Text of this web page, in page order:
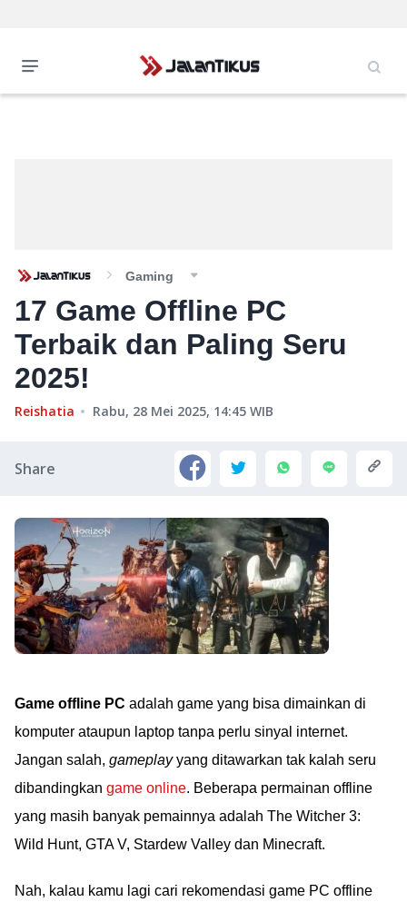
Gaming
17 Game Offline PC
Terbaik dan Paling Seru
2025!
Reishatia Rabu, 28 Mei 2025, 14:45 WIB
Share
Game offline PC adalah game yang bisa dimainkan di
komputer ataupun laptop tanpa perlu sinyal internet.
Jangan salah, gameplayyang ditawarkan tak kalah seru
dibandingkan game online. Beberapa permainan offline
yang masih banyak pemainnya adalah The Witcher 3:
Wild Hunt, GTA V, Stardew Valley dan Minecraft.
Nah, kalau kamu lagi cari rekomendasi game PC offline